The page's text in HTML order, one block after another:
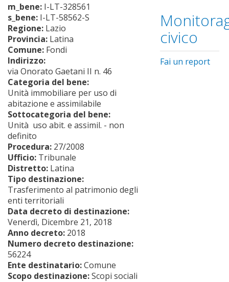
m_bene: I-LT-328561
s_bene: I-LT-58562-S
Regione: Lazio
Provincia: Latina
Comune: Fondi
Indirizzo:
via Onorato Gaetani II n. 46
Categoria del bene:
Unità immobiliare per uso di
abitazione e assimilabile
Sottocategoria del bene:
Unità uso abit. e assimil. - non
definito
Procedura: 27/2008
Ufficio: Tribunale
Distretto: Latina
Tipo destinazione:
Trasferimento al patrimonio degli
enti territoriali
Data decreto di destinazione:
Venerdì, Dicembre 21, 2018
Anno decreto: 2018
Numero decreto destinazione:
56224
Ente destinatario:Comune
Scopo destinazione:Scopi sociali
civico
Fai un report